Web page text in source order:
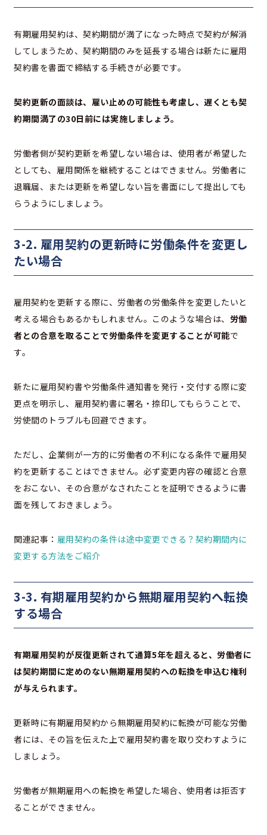
有期雇用契約は、契約期間が満了になった時点で契約が解消
してしまうため、契約期間のみを延長する場合は新たに雇用
契約書を書面で締結する手続きが必要です。
契約更新の面談は、雇い止めの可能性も考慮し、遅くとも契
約期間満了の30日前には実施しましょう。
労働者側が契約更新を希望しない場合は、使用者が希望した
としても、雇用関係を継続することはできません。労働者に
退職届、または更新を希望しない旨を書面にして提出しても
らうようにしましょう。
3-2. 雇用契約の更新時に労働条件を変更し
たい場合
雇用契約を更新する際に、労働者の労働条件を変更したいと
考える場合もあるかもしれません。このような場合は、 労働
者との合意を取ることで労働条件を変更することが可能で
す。
新たに雇用契約書や労働条件通知書を発行・交付する際に変
更点を明示し、雇用契約書に署名・捺印してもらうことで、
労使間のトラブルも回避できます。
ただし、企業側が一方的に労働者の不利になる条件で雇用契
約を更新することはできません。必ず変更内容の確認と合意
をおこない、その合意がなされたことを証明できるように書
面を残しておきましょう。
関連記事： 雇用契約の条件は途中変更できる？契約期間内に
変更する方法をご紹介
3-3. 有期雇用契約から無期雇用契約へ転換
する場合
有期雇用契約が反復更新されて通算5年を超えると、労働者に
は契約期間に定めのない無期雇用契約への転換を申込む権利
が与えられます。
更新時に有期雇用契約から無期雇用契約に転換が可能な労働
者には、その旨を伝えた上で雇用契約書を取り交わすように
しましょう。
労働者が無期雇用への転換を希望した場合、使用者は拒否す
ることができません。